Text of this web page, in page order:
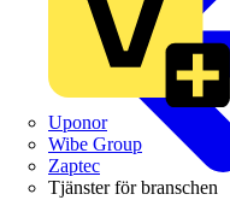
Uponor
Wibe Group
Zaptec
Tjänster för branschen